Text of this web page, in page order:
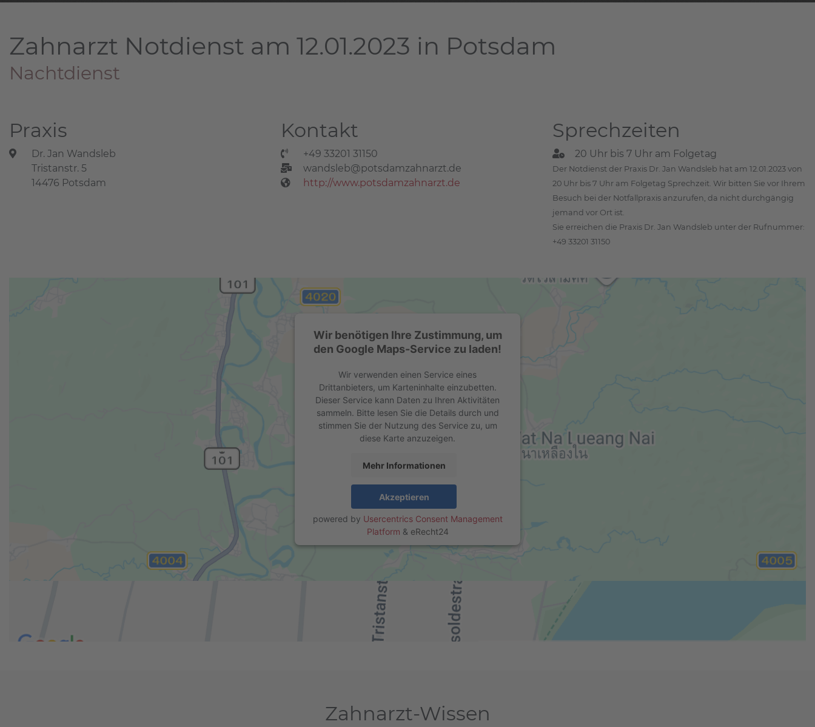
Zahnarzt Notdienst am 12.01.2023 in Potsdam
Nachtdienst
Praxis
Dr. Jan Wandsleb
Tristanstr. 5
14476 Potsdam
Kontakt
+49 33201 31150
wandsleb@potsdamzahnarzt.de
http://www.potsdamzahnarzt.de
Sprechzeiten
20 Uhr bis 7 Uhr am Folgetag
Der Notdienst der Praxis Dr. Jan Wandsleb hat am 12.01.2023 von
20 Uhr bis 7 Uhr am Folgetag Sprechzeit. Wir bitten Sie vor Ihrem
Besuch bei der Notfallpraxis anzurufen, da nicht durchgängig
jemand vor Ort ist.
Sie erreichen die Praxis Dr. Jan Wandsleb unter der Rufnummer:
+49 33201 31150
Wir benötigen Ihre Zustimmung, um
den Google Maps-Service zu laden!
Wir verwenden einen Service eines
Drittanbieters, um Karteninhalte einzubetten.
Dieser Service kann Daten zu Ihren Aktivitäten
sammeln. Bitte lesen Sie die Details durch und
stimmen Sie der Nutzung des Service zu, um
diese Karte anzuzeigen.
Mehr Informationen
Akzeptieren
powered by Usercentrics Consent Management
Platform & eRecht24
Zahnarzt-Wissen